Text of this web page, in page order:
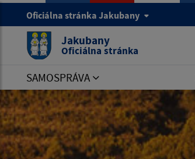
Oficiálna stránka Jakubany
Jakubany
Oficiálna stránka
SAMOSPRÁVA